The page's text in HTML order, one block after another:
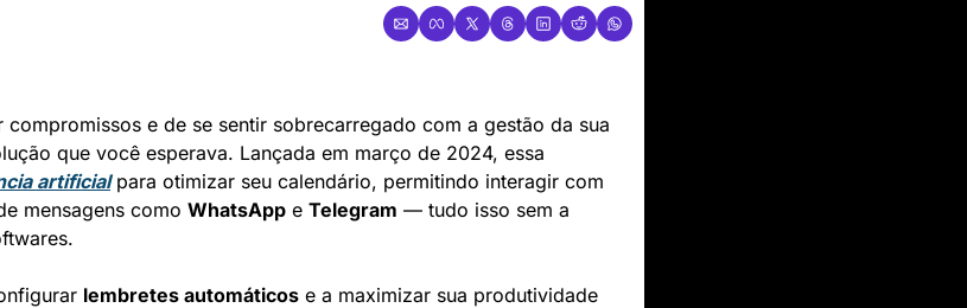
e de se sentir sobrecarregado com a gestão da sua
que você esperava. Lançada em março de 2024, essa
artificial para otimizar seu calendário, permitindo interagir com
mensagens como WhatsApp e Telegram — tudo isso sem a
lembretes automáticos e a maximizar sua produtividade